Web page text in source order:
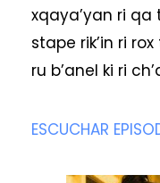
xqaya’yan ri qa
stape rik’in ri
ru b’anel ki ri
ESCUCHAR